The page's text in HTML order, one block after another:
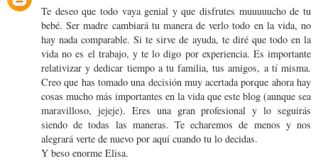
Te deseo que todo vaya genial y que disfrutes muuuuucho de tu
bebé. Ser madre cambiará tu manera de verlo todo en la vida, no
hay nada comparable. Si te sirve de ayuda, te diré que todo en la
vida no es el trabajo, y te lo digo por experiencia. Es importante
relativizar y dedicar tiempo a tu familia, tus amigos, a tí misma.
Creo que has tomado una decisión muy acertada porque ahora hay
cosas mucho más importantes en la vida que este blog (aunque sea
maravilloso, jejeje). Eres una gran profesional y lo seguirás
siendo de todas las maneras. Te echaremos de menos y nos
alegrará verte de nuevo por aquí cuando tu lo decidas.
Y beso enorme Elisa.